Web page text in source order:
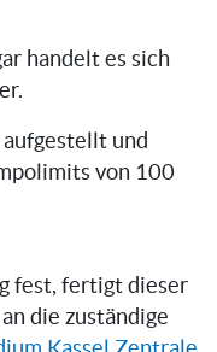
handelt es sich
und
von 100
fest, fertigt dieser
die zuständige